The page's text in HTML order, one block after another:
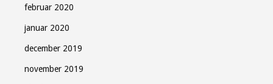
februar 2020
januar 2020
december 2019
november 2019